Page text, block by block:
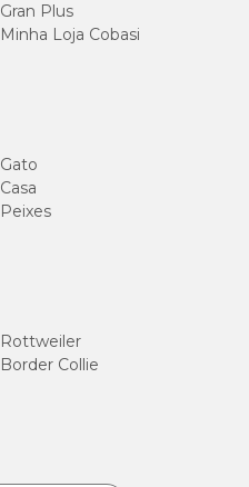
Gran Plus
Minha Loja Cobasi
Gato
Casa
Peixes
Rottweiler
Border Collie